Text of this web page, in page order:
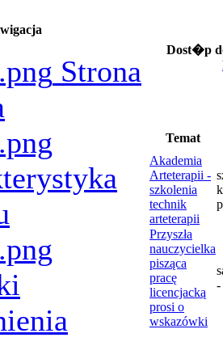
Strona
Dost�p
Temat
Akademia
Arteterapii -
szkolenia
technik
arteterapii
Przyszła
nauczycielka
pisząca
pracę
licencjacką
prosi o
wskazówki
-